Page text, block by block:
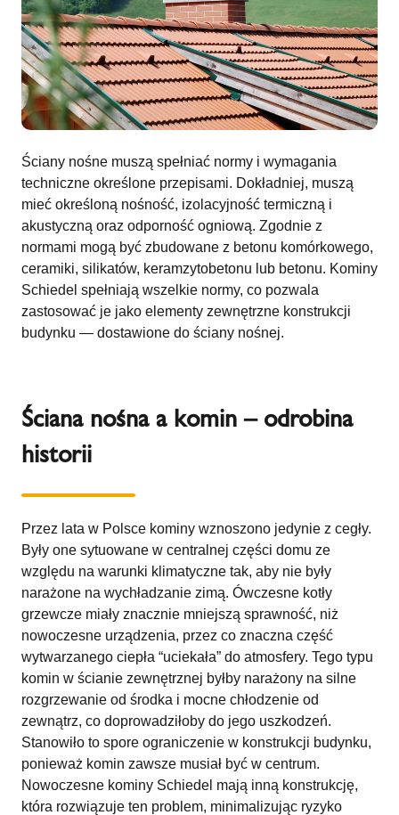
Ściany nośne muszą spełniać normy i wymagania
techniczne określone przepisami. Dokładniej, muszą
mieć określoną nośność, izolacyjność termiczną i
akustyczną oraz odporność ogniową. Zgodnie z
normami mogą być zbudowane z betonu komórkowego,
ceramiki, silikatów, keramzytobetonu lub betonu. Kominy
Schiedel spełniają wszelkie normy, co pozwala
zastosować je jako elementy zewnętrzne konstrukcji
budynku — dostawione do ściany nośnej.
Ściana nośna a komin – odrobina
historii
Przez lata w Polsce kominy wznoszono jedynie z cegły.
Były one sytuowane w centralnej części domu ze
względu na warunki klimatyczne tak, aby nie były
narażone na wychładzanie zimą. Ówczesne kotły
grzewcze miały znacznie mniejszą sprawność, niż
nowoczesne urządzenia, przez co znaczna część
wytwarzanego ciepła “uciekała” do atmosfery. Tego typu
komin w ścianie zewnętrznej byłby narażony na silne
rozgrzewanie od środka i mocne chłodzenie od
zewnątrz, co doprowadziłoby do jego uszkodzeń.
Stanowiło to spore ograniczenie w konstrukcji budynku,
ponieważ komin zawsze musiał być w centrum.
Nowoczesne kominy Schiedel mają inną konstrukcję,
która rozwiązuje ten problem, minimalizując ryzyko